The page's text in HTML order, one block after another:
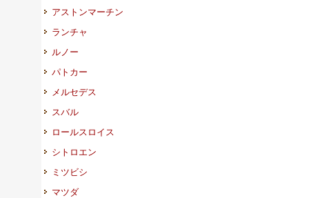
アストンマーチン
ランチャ
ルノー
パトカー
メルセデス
スバル
ロールスロイス
シトロエン
ミツビシ
マツダ